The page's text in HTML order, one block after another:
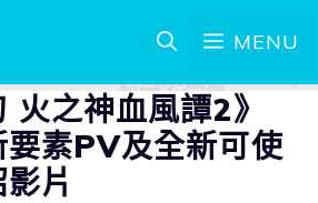
MENU
火之神血風譚2》
要素PV及全新可使
片